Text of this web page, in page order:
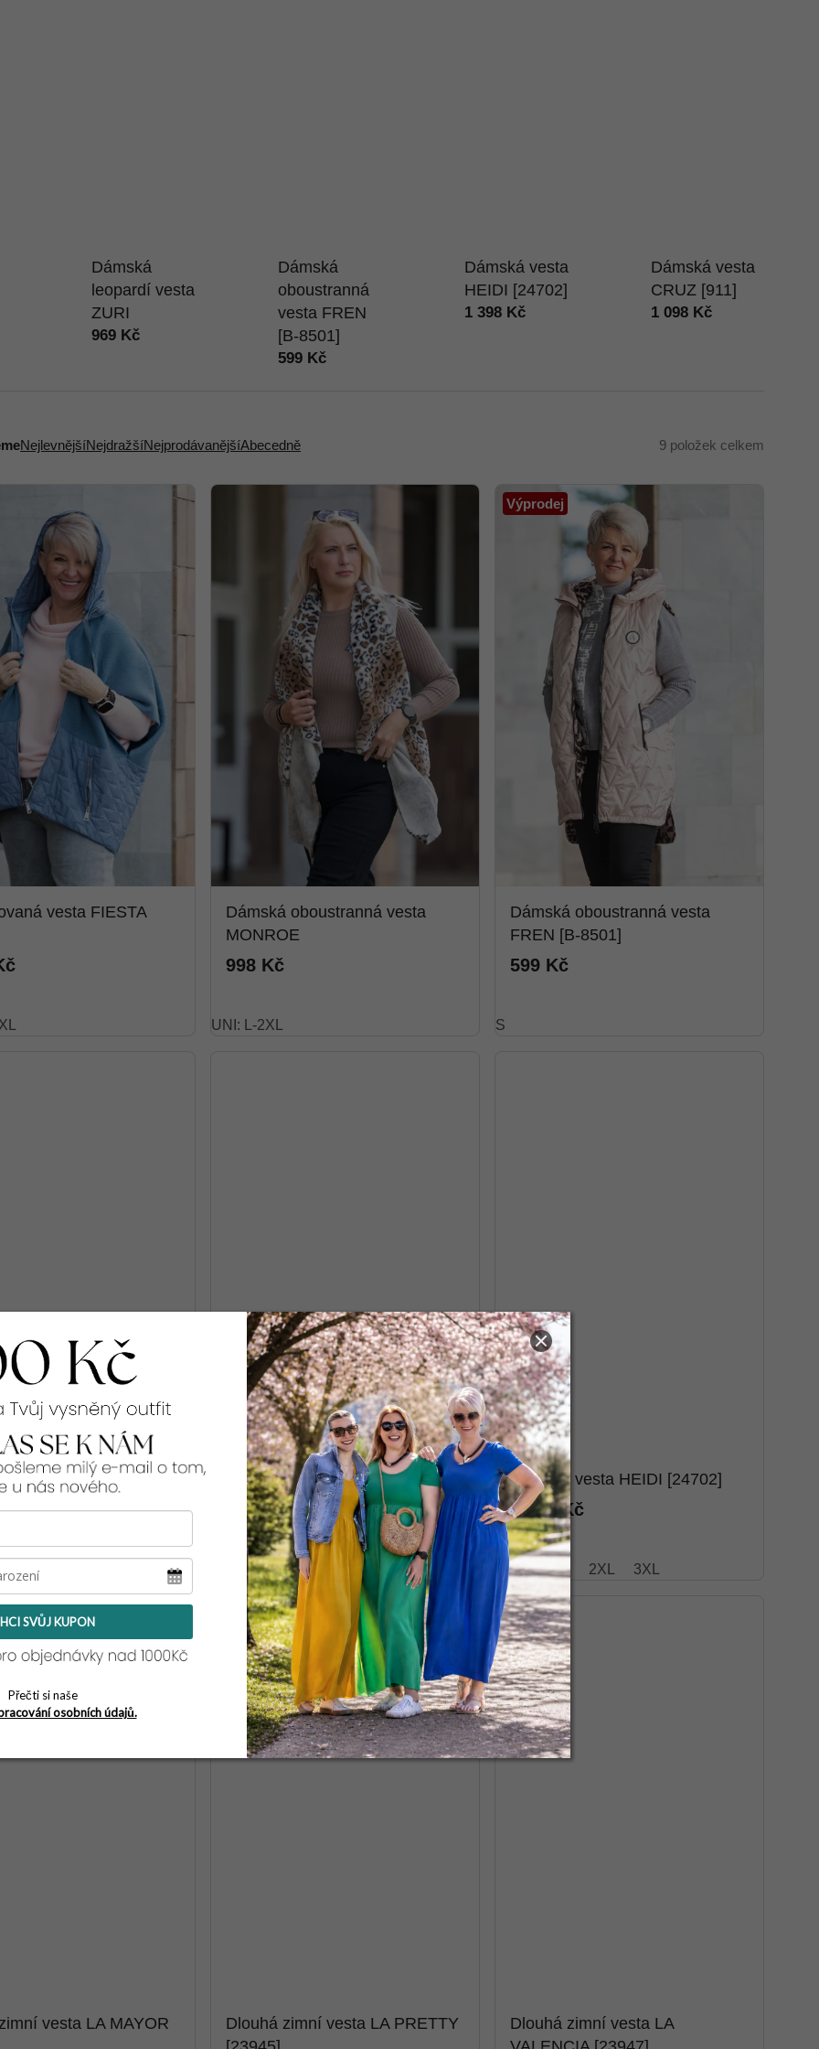
Dámská
leopardí vesta
ZURI
969 Kč
Dámská
oboustranná
vesta FREN
[B-8501]
599 Kč
Dámská vesta
HEIDI [24702]
1 398 Kč
Dámská vesta
CRUZ [911]
1 098 Kč
NejlevnějšíNejdražšíNejprodávanějšíAbecedně 9 položek celkem
vesta FIESTA
Dámská oboustranná vesta
MONROE
998 Kč
UNI: L-2XL
Výprodej
Dámská oboustranná vesta
FREN [B-8501]
599 Kč
S
leopardí vesta ZURI Dámská vesta CRUZ [911]
1 098 Kč
L XL 2XL 3XL
Dámská vesta HEIDI [24702]
1 398 Kč
M L XL 2XL 3XL
vesta LA MAYOR
Dlouhá zimní vesta LA PRETTY
Dlouhá zimní vesta LA
SVŮJ KUPON
Přečti si naše
osobních údajů.